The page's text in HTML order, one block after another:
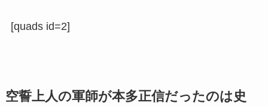
[quads id=2]
空誓上人の軍師が本多正信だったのは史